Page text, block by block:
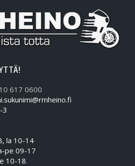
617 0600
3
la 10-14
pe 09-17
10-18